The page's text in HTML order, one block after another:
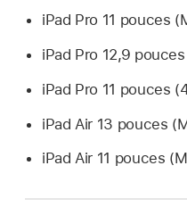
iPad Pro 11 pouces
iPad Pro 12,9
iPad Pro 11 pouces
iPad Air 13 pouces
iPad Air 11 pouces